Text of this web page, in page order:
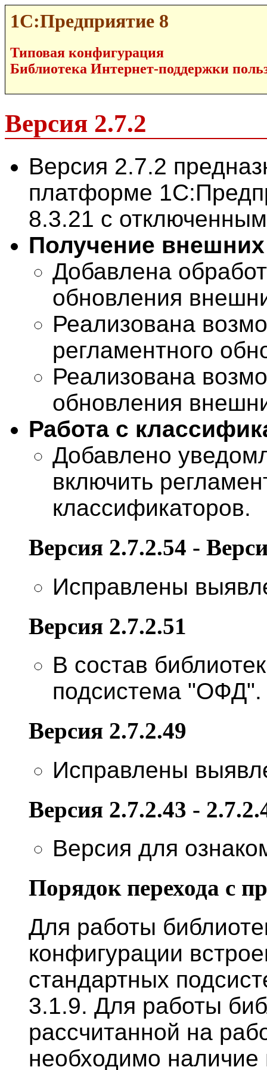
1С:Предприятие 8
Типовая конфигурация
Библиотека Интернет-поддержки
Версия 2.7.2
Версия 2.7.2
платформе
8.3.21 с
Получение
Добавлена
обновления
Реализована
регламентного
Реализована
обновления
Работа с
Добавлено
включить
классификаторов.
Версия 2.7.2.54 -
Исправлены
Версия 2.7.2.51
В состав
подсистема "ОФД".
Версия 2.7.2.49
Исправлены
Версия 2.7.2.43 -
Версия для
Порядок перехода с
Для работы
конфигурации
стандартных
3.1.9. Для работы
рассчитанной на
необходимо наличие